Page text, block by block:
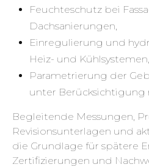
Feuchteschutz bei
Dachsanierungen,
Einregulierung und
Heiz- und Kühlsystemen,
Parametrierung der
unter Berücksichtigung
Begleitende Messungen,
Revisionsunterlagen und
die Grundlage für spätere
Zertifizierungen und